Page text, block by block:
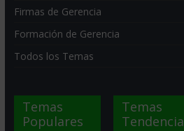
Firmas de Gerencia
Formación de Gerencia
Todos los Temas
Temas
Populares
Temas
Tendencia